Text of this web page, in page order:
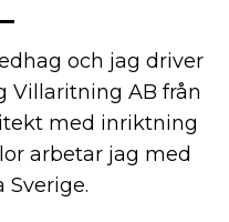
och jag driver
Villaritning AB från
med inriktning
arbetar jag med
Sverige.